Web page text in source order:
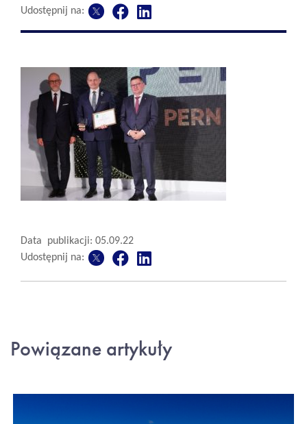
Udostępnij na:
Data publikacji: 05.09.22
Udostępnij na:
Powiązane artykuły